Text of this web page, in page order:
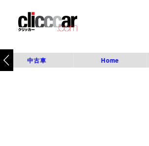
中古車 Home